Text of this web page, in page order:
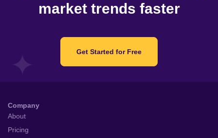
market trends faster
Get Started for Free
Company
About
Pricing